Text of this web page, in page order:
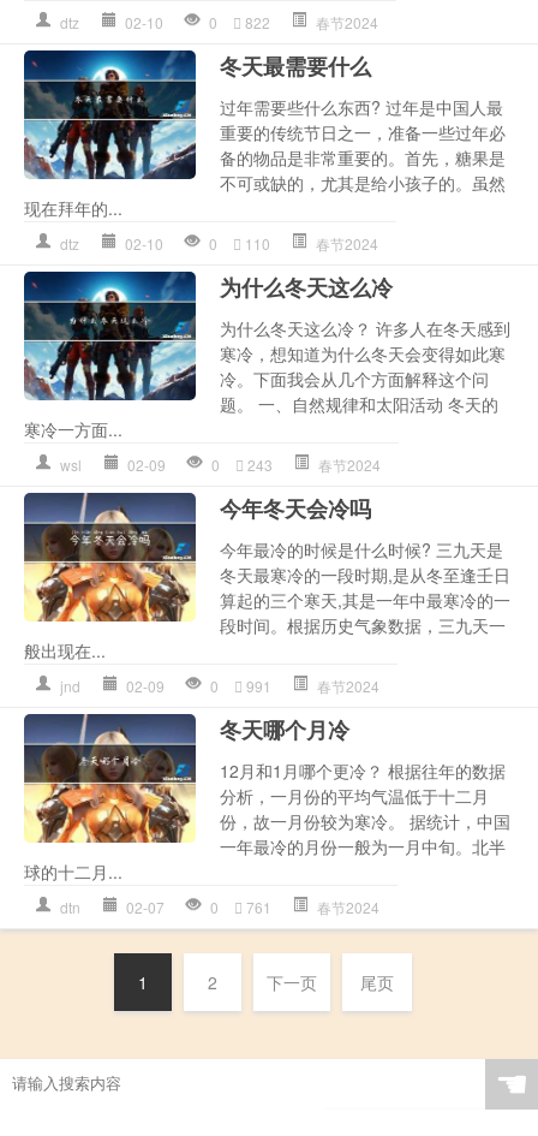
dtz 02-10 0 822 春节2024
冬天最需要什么
过年需要些什么东西? 过年是中国人最
重要的传统节日之一，准备一些过年必
备的物品是非常重要的。首先，糖果是
不可或缺的，尤其是给小孩子的。虽然
现在拜年的...
dtz 02-10 0 110 春节2024
为什么冬天这么冷
为什么冬天这么冷？ 许多人在冬天感到
寒冷，想知道为什么冬天会变得如此寒
冷。下面我会从几个方面解释这个问
题。 一、自然规律和太阳活动 冬天的
寒冷一方面...
wsl 02-09 0 243 春节2024
今年冬天会冷吗
今年最冷的时候是什么时候? 三九天是
冬天最寒冷的一段时期,是从冬至逢壬日
算起的三个寒天,其是一年中最寒冷的一
段时间。根据历史气象数据，三九天一
般出现在...
jnd 02-09 0 991 春节2024
冬天哪个月冷
12月和1月哪个更冷？ 根据往年的数据
分析，一月份的平均气温低于十二月
份，故一月份较为寒冷。 据统计，中国
一年最冷的月份一般为一月中旬。北半
球的十二月...
dtn 02-07 0 761 春节2024
1 2 下一页 尾页
☚